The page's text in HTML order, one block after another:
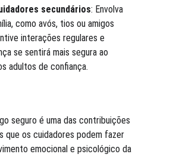
secundários: Envolva
como avós, tios ou amigos
interações regulares e
se sentirá mais segura ao
adultos de confiança.
seguro é uma das contribuições
que os cuidadores podem fazer
emocional e psicológico da